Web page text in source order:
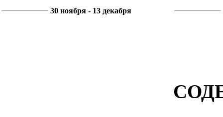
30 ноября - 13 декабря